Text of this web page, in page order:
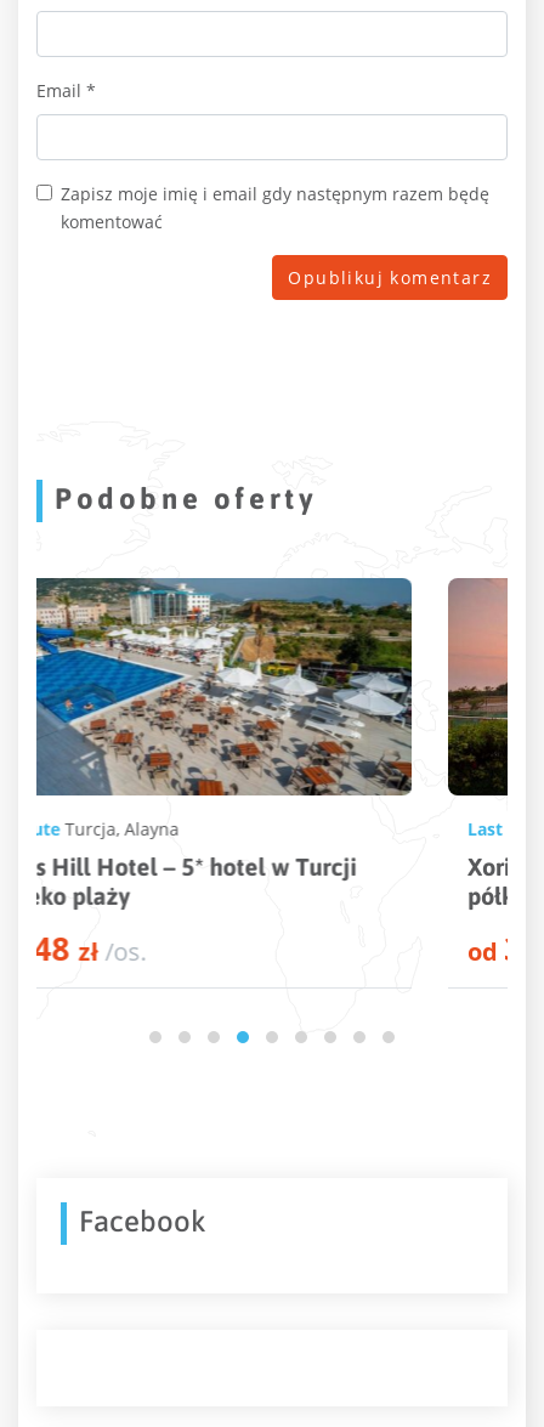
Email *
Zapisz moje imię i email gdy następnym razem będę
komentować
Podobne oferty
Last Minute Turcja
Xoria Deluxe – 5* hotel w kształcie
półkola niedaleko Alanyi
od3211
Facebook